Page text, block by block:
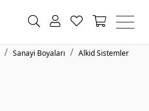
Sanayi Boyaları
Alkid Sistemler